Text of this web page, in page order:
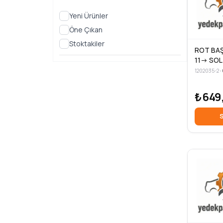
Yeni Ürünler
Öne Çıkan
Stoktakiler
ROT
11-> SOL
1202035-2•